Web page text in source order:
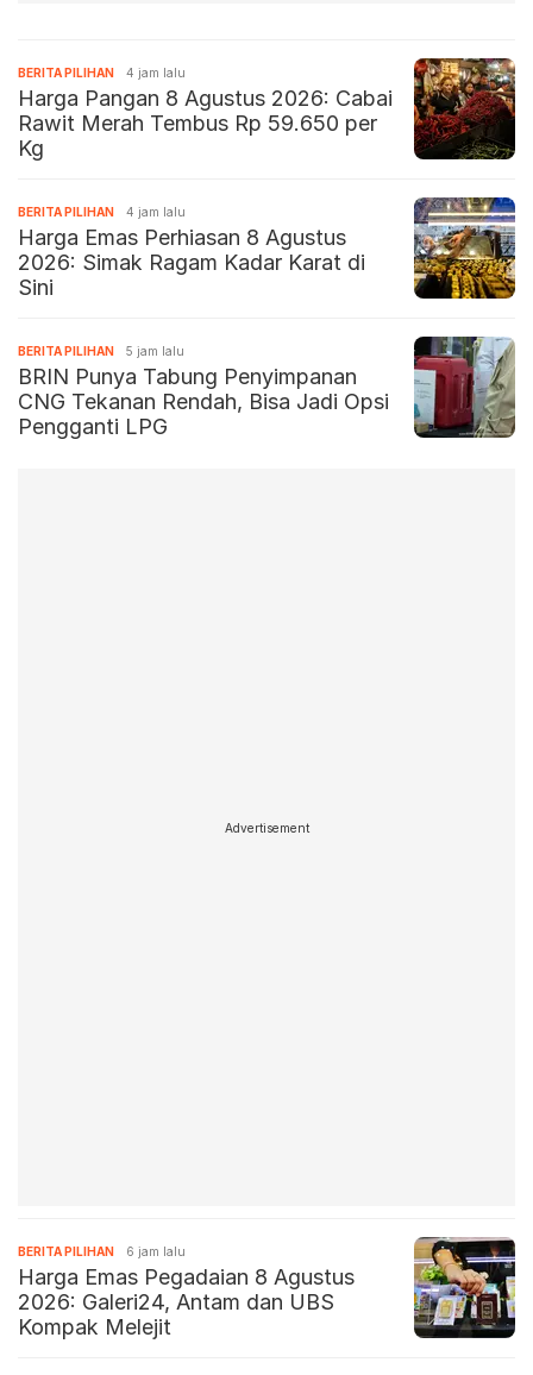
BERITA PILIHAN 4 jam lalu
Harga Pangan 8 Agustus 2026: Cabai
Rawit Merah Tembus Rp 59.650 per
Kg
BERITA PILIHAN 4 jam lalu
Harga Emas Perhiasan 8 Agustus
2026: Simak Ragam Kadar Karat di
Sini
BERITA PILIHAN 5 jam lalu
BRIN Punya Tabung Penyimpanan
CNG Tekanan Rendah, Bisa Jadi Opsi
Pengganti LPG
Advertisement
BERITA PILIHAN 6 jam lalu
Harga Emas Pegadaian 8 Agustus
2026: Galeri24, Antam dan UBS
Kompak Melejit